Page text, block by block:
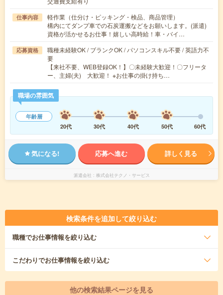
仕事内容
軽作業（仕分け・ピッキング・検品、商品管理）
構内にてダンプ車での石炭運搬などをお願いします。(派遣)
資格が活かせるお仕事！嬉しい高時給！車・バイ…
応募資格
職種未経験OK / ブランクOK / パソコンスキル不要 / 英語力不
要
【来社不要、WEB登録OK！】〇未経験大歓迎！〇フリータ
ー、主婦(夫) 大歓迎！ ※お仕事の掛け持ち…
職場の雰囲気
年齢層
20代
30代 40代 50代 60代
気になる! 応募へ進む 詳しく見る
派遣会社 株式会社テクノ・サービス
検索条件を追加して絞り込む
職種でお仕事情報を絞り込む
こだわりでお仕事情報を絞り込む
他の検索結果ページを見る